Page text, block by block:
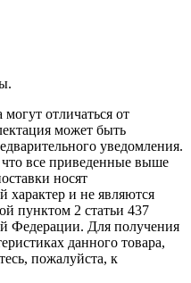
отличаться от
может быть
уведомления.
все приведенные выше
носят
и не являются
пунктом 2 статьи 437
Федерации. Для получения
данного товара,
пожалуйста, к